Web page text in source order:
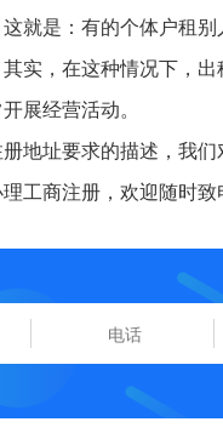
就是：有的个体户租
实，在这种情况下，
展经营活动。
地址要求的描述，我
工商注册，欢迎随时